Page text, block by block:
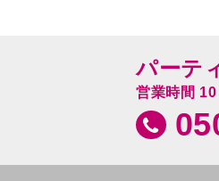
パーテ
営業時間